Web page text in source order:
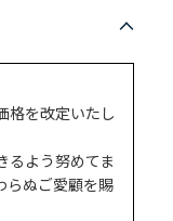
格を改定いたし
るよう努めてま
らぬご愛顧を賜